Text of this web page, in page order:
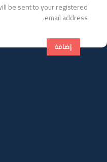
be sent to your registered
email address.